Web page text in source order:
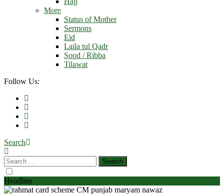
More
Status of Mother
Sermons
Eid
Laila tul Qadr
Sood / Ribba
Tilawat
Follow Us:
Search
Headline